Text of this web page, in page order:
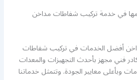
في خدمة تركيب شفاطات مداخن
أفضل الخدمات في تركيب شفاطات
فني مجهز بأحدث التجهيزات والمعدات
وبأعلى معايير الجودة. وتتمثل خدماتنا